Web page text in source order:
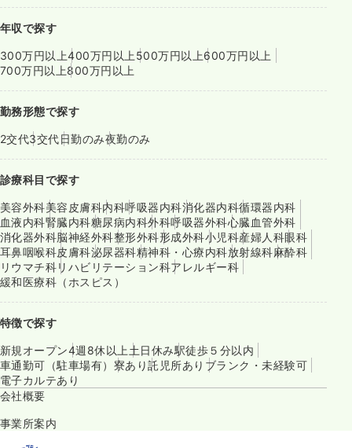
年収で探す
300万円以上400万円以上 500万円以上600万円以上
700万円以上800万円以上
勤務形態で探す
2交代3交代日勤のみ夜勤のみ
診療科目で探す
美容外科美容皮膚科内科呼吸器内科消化器内科循環器内科
血液内科腎臓内科糖尿病内科外科呼吸器外科心臓血管外科
消化器外科脳神経外科整形外科形成外科小児科産婦人科眼科
耳鼻咽喉科皮膚科泌尿器科精神科・心療内科放射線科麻酔科
リウマチ科リハビリテーション科アレルギー科
緩和医療科（ホスピス）
特徴で探す
新規オープン4週8休以上 土日休み駅徒歩５分以内
車通勤可（駐車場有） 寮あり託児所あり ブランク・未経験可
電子カルテあり
会社概要
事業所案内